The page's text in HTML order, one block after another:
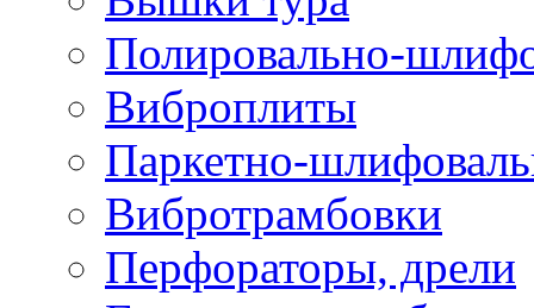
Полировально-
Виброплиты
Паркетно-
Вибротрамбовки
Перфораторы, дрели